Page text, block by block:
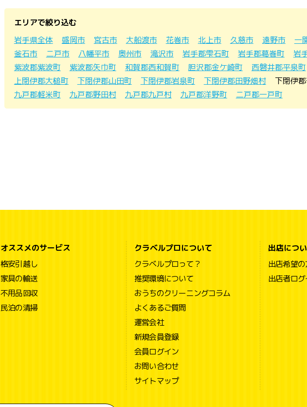
エリアで絞り込む
岩手県全体
盛岡市 宮古市 大船渡市 花巻市 北上市 久慈市 遠野市 一
釜石市
二戸市 八幡平市 奥州市 滝沢市 岩手郡雫石町 岩手郡葛巻町
岩
紫波郡紫波町
紫波郡矢巾町 和賀郡西和賀町 胆沢郡金ケ崎町 西磐井郡平泉町
上閉伊郡大槌町
下閉伊郡山田町 下閉伊郡岩泉町 下閉伊郡田野畑村
下閉伊
九戸郡軽米町
九戸郡野田村 九戸郡九戸村 九戸郡洋野町 二戸郡一戸町
オススメのサービス
格安引越し
家具の輸送
不用品回収
民泊の清掃
クラベルプロについて
クラベルプロって？
推奨環境について
おうちのクリーニングコラム
よくあるご質問
運営会社
新規会員登録
会員ログイン
お問い合わせ
サイトマップ
出店につ
出店希望
出店者ロ